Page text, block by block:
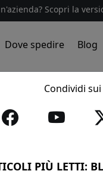
Scopri la
Dove spedire Blog
Condividi sui
PIÙ LETTI: